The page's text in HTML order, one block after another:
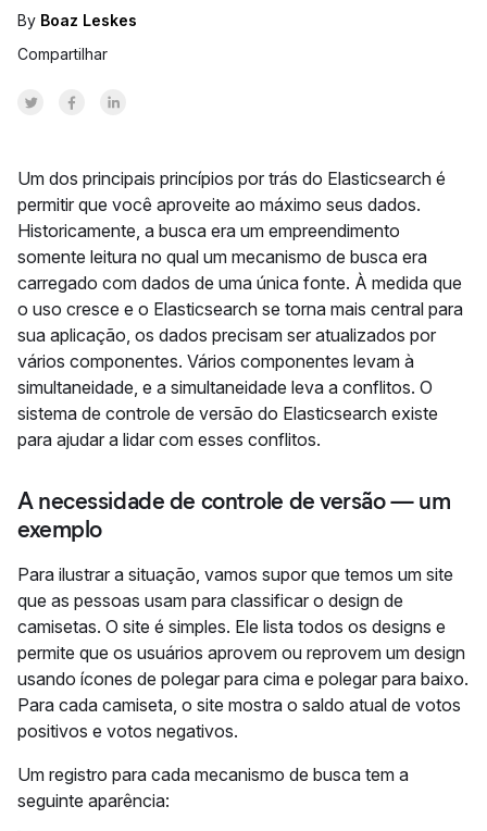
By Boaz Leskes
Compartilhar
Share on Twitter
Share on Facebook
Share on LinkedInr
Um dos principais princípios por trás do Elasticsearch é
permitir que você aproveite ao máximo seus dados.
Historicamente, a busca era um empreendimento
somente leitura no qual um mecanismo de busca era
carregado com dados de uma única fonte. À medida que
o uso cresce e o Elasticsearch se torna mais central para
sua aplicação, os dados precisam ser atualizados por
vários componentes. Vários componentes levam à
simultaneidade, e a simultaneidade leva a conflitos. O
sistema de controle de versão do Elasticsearch existe
para ajudar a lidar com esses conflitos.
A necessidade de controle de versão — um
exemplo
Para ilustrar a situação, vamos supor que temos um site
que as pessoas usam para classificar o design de
camisetas. O site é simples. Ele lista todos os designs e
permite que os usuários aprovem ou reprovem um design
usando ícones de polegar para cima e polegar para baixo.
Para cada camiseta, o site mostra o saldo atual de votos
positivos e votos negativos.
Um registro para cada mecanismo de busca tem a
seguinte aparência: